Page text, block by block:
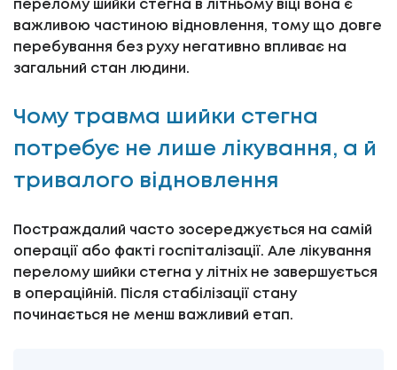
перелому шийки стегна в літньому віці вона є
важливою частиною відновлення, тому що довге
перебування без руху негативно впливає на
загальний стан людини.
Чому травма шийки стегна
потребує не лише лікування, а й
тривалого відновлення
Постраждалий часто зосереджується на самій
операції або факті госпіталізації. Але лікування
перелому шийки стегна у літніх не завершується
в операційній. Після стабілізації стану
починається не менш важливий етап.